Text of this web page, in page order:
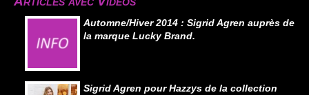
Automne/Hiver 2014 : Sigrid Agren auprès de
la marque Lucky Brand.
Sigrid Agren pour Hazzys de la collection